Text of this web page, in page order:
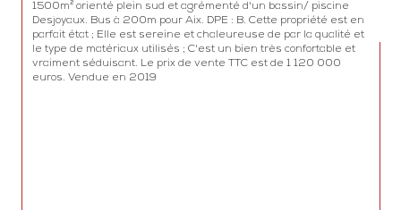
1500m² orienté plein sud et agrémenté d'un bassin/ piscine
Desjoyaux. Bus à 200m pour Aix. DPE : B. Cette propriété est en
parfait état ; Elle est sereine et chaleureuse de par la qualité et
le type de matériaux utilisés ; C'est un bien très confortable et
vraiment séduisant. Le prix de vente TTC est de 1 120 000
euros. Vendue en 2019